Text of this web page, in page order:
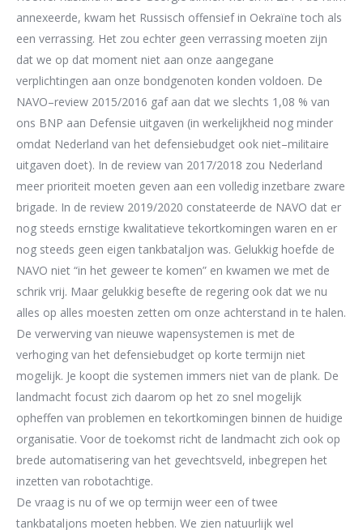
annexeerde, kwam het Russisch offensief in Oekraïne toch als
een verrassing. Het zou echter geen verrassing moeten zijn
dat we op dat moment niet aan onze aangegane
verplichtingen aan onze bondgenoten konden voldoen. De
NAVO–review 2015/2016 gaf aan dat we slechts 1,08 % van
ons BNP aan Defensie uitgaven (in werkelijkheid nog minder
omdat Nederland van het defensiebudget ook niet–militaire
uitgaven doet). In de review van 2017/2018 zou Nederland
meer prioriteit moeten geven aan een volledig inzetbare zware
brigade. In de review 2019/2020 constateerde de NAVO dat er
nog steeds ernstige kwalitatieve tekortkomingen waren en er
nog steeds geen eigen tankbataljon was. Gelukkig hoefde de
NAVO niet “in het geweer te komen” en kwamen we met de
schrik vrij. Maar gelukkig besefte de regering ook dat we nu
alles op alles moesten zetten om onze achterstand in te halen.
De verwerving van nieuwe wapensystemen is met de
verhoging van het defensiebudget op korte termijn niet
mogelijk. Je koopt die systemen immers niet van de plank. De
landmacht focust zich daarom op het zo snel mogelijk
opheffen van problemen en tekortkomingen binnen de huidige
organisatie. Voor de toekomst richt de landmacht zich ook op
brede automatisering van het gevechtsveld, inbegrepen het
inzetten van robotachtige.
De vraag is nu of we op termijn weer een of twee
tankbataljons moeten hebben. We zien natuurlijk wel